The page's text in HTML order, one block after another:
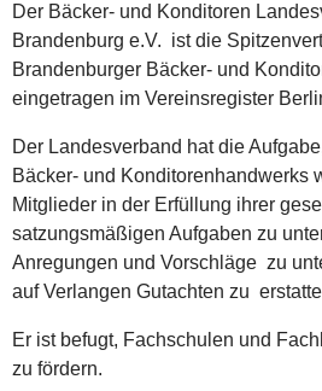
Der Bäcker- und Konditoren
Brandenburg e.V. ist die
Brandenburger Bäcker- und
eingetragen im Vereinsregister
Der Landesverband hat die
Bäcker- und Konditorenhandwerks
Mitglieder in der Erfüllung ihrer
satzungsmäßigen Aufgaben zu
Anregungen und Vorschläge zu
auf Verlangen Gutachten zu
Er ist befugt, Fachschulen und
zu fördern.